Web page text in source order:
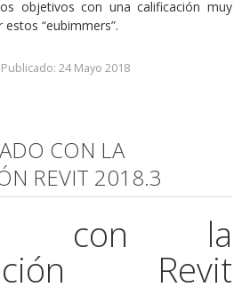
objetivos con una calificación muy
“eubimmers”.
Publicado: 24 Mayo 2018
CON LA
REVIT 2018.3
con la
Revit